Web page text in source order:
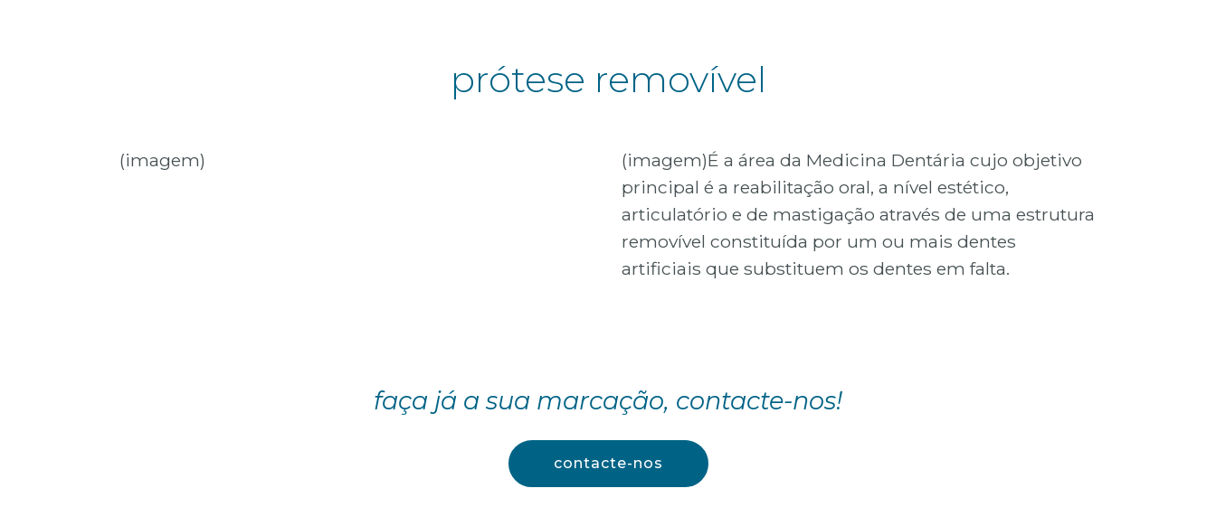
prótese removível
(imagem)
(imagem)É a área da Medicina Dentária cujo objetivo
principal é a reabilitação oral, a nível estético,
articulatório e de mastigação através de uma estrutura
removível constituída por um ou mais dentes
artificiais que substituem os dentes em falta.
faça já a sua marcação, contacte-nos!
contacte-nos